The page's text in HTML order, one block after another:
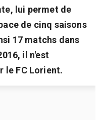
lui permet de
de cinq saisons
17 matchs dans
il n'est
le FC Lorient.